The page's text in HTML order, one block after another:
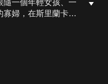
隨一個年輕女孩、一
婦，在斯里蘭卡內